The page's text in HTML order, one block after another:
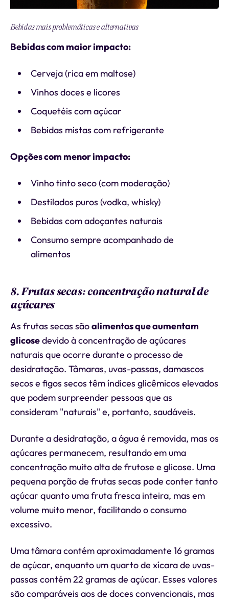
Bebidas mais problemáticas e alternativas
Bebidas com maior impacto:
Cerveja (rica em maltose)
Vinhos doces e licores
Coquetéis com açúcar
Bebidas mistas com refrigerante
Opções com menor impacto:
Vinho tinto seco (com moderação)
Destilados puros (vodka, whisky)
Bebidas com adoçantes naturais
Consumo sempre acompanhado de
alimentos
8. Frutas secas: concentração natural de
açúcares
As frutas secas sãoalimentos que aumentam
glicosedevido à concentração de açúcares
naturais que ocorre durante o processo de
desidratação. Tâmaras, uvas-passas, damascos
secos e figos secos têm índices glicêmicos elevados
que podem surpreender pessoas que as
consideram "naturais" e, portanto, saudáveis.
Durante a desidratação, a água é removida, mas os
açúcares permanecem, resultando em uma
concentração muito alta de frutose e glicose. Uma
pequena porção de frutas secas pode conter tanto
açúcar quanto uma fruta fresca inteira, mas em
volume muito menor, facilitando o consumo
excessivo.
Uma tâmara contém aproximadamente 16 gramas
de açúcar, enquanto um quarto de xícara de uvas-
passas contém 22 gramas de açúcar. Esses valores
são comparáveis aos de doces convencionais, mas